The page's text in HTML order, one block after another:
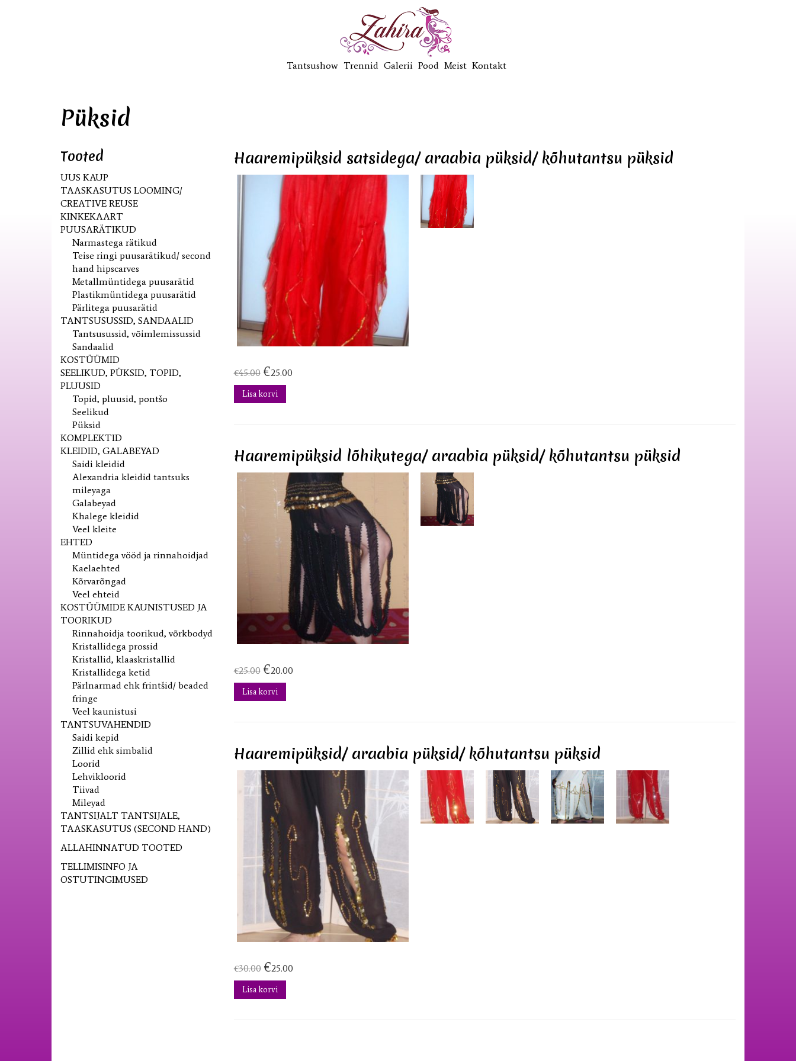
Tantsushow Trennid Galerii Pood Meist Kontakt
Püksid
Tooted
UUS KAUP
TAASKASUTUS LOOMING/
CREATIVE REUSE
KINKEKAART
PUUSARÄTIKUD
Narmastega rätikud
Teise ringi puusarätikud/ second
hand hipscarves
Metallmüntidega puusarätid
Plastikmüntidega puusarätid
Pärlitega puusarätid
TANTSUSUSSID, SANDAALID
Tantsusussid, võimlemissussid
Sandaalid
KOSTÜÜMID
SEELIKUD, PÜKSID, TOPID,
PLUUSID
Topid, pluusid, pontšo
Seelikud
Püksid
KOMPLEKTID
KLEIDID, GALABEYAD
Saidi kleidid
Alexandria kleidid tantsuks
mileyaga
Galabeyad
Khalege kleidid
Veel kleite
EHTED
Müntidega vööd ja rinnahoidjad
Kaelaehted
Kõrvarõngad
Veel ehteid
KOSTÜÜMIDE KAUNISTUSED JA
TOORIKUD
Rinnahoidja toorikud, võrkbodyd
Kristallidega prossid
Kristallid, klaaskristallid
Kristallidega ketid
Pärlnarmad ehk frintšid/ beaded
fringe
Veel kaunistusi
TANTSUVAHENDID
Saidi kepid
Zillid ehk simbalid
Loorid
Lehvikloorid
Tiivad
Mileyad
TANTSIJALT TANTSIJALE,
TAASKASUTUS (SECOND HAND)
ALLAHINNATUD TOOTED
TELLIMISINFO JA
OSTUTINGIMUSED
Haaremipüksid satsidega/ araabia püksid/ kõhutantsu püksid
€45.00 €25.00
Lisa korvi
Haaremipüksid lõhikutega/ araabia püksid/ kõhutantsu püksid
€25.00 €20.00
Lisa korvi
Haaremipüksid/ araabia püksid/ kõhutantsu püksid
€30.00 €25.00
Lisa korvi